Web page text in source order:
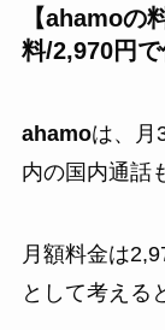
【ahamoの
料/2,970円
ahamoは、月
内の国内通話
月額料金は
として考える